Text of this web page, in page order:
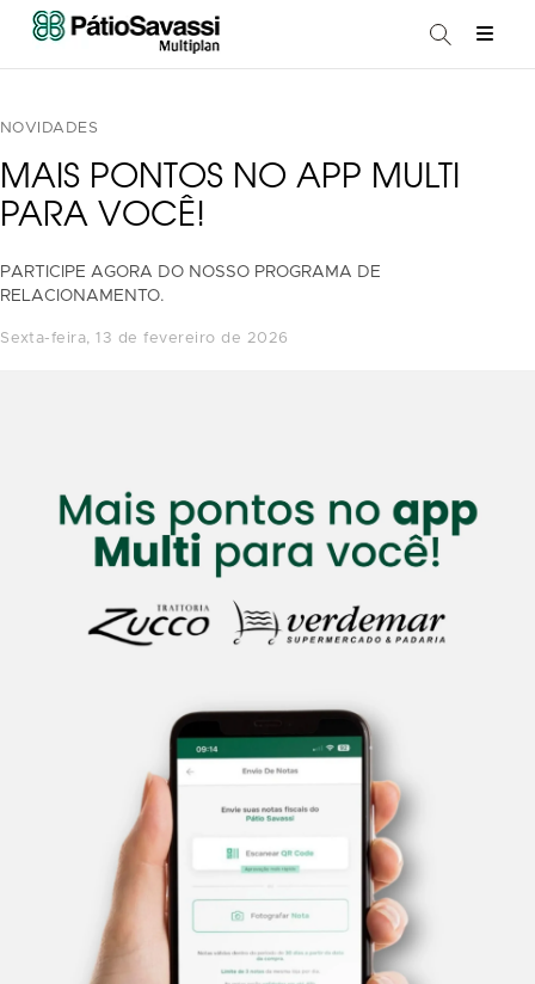
NOVIDADES
MAIS PONTOS NO APP MULTI
PARA VOCÊ!
PARTICIPE AGORA DO NOSSO PROGRAMA DE
RELACIONAMENTO.
sexta-feira, 13 de fevereiro de 2026